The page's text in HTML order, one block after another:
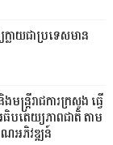
ក្លាយជាប្រទេសមាន
មន្ត្រីរាជការក្រសួង ធ្វើ
បតេយ្យភាពជាតិ តាម
ណអភិវឌ្ឍន៍